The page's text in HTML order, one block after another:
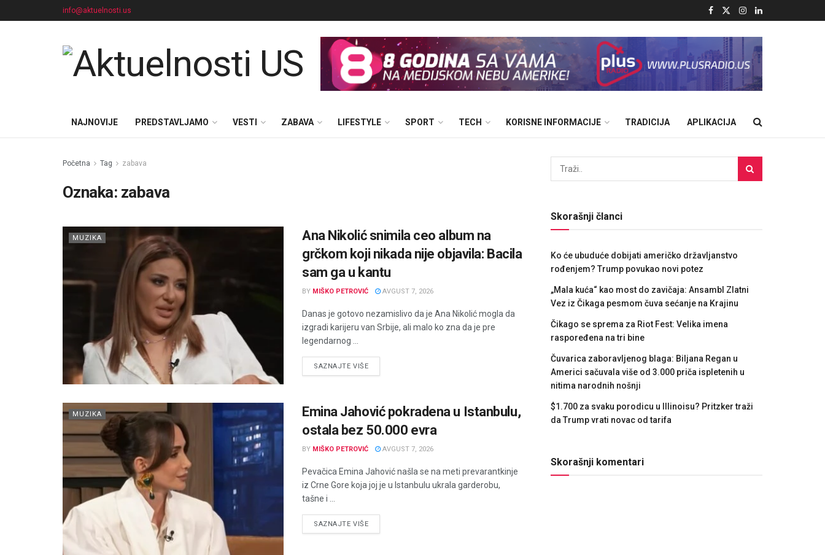
info@aktuelnosti.us
NAJNOVIJE PREDSTAVLJAMO VESTI ZABAVA LIFESTYLE SPORT TECH KORISNE INFORMACIJE TRADICIJA APLIKACIJA
Početna Tag zabava
Oznaka: zabava
MUZIKA
Ana Nikolić snimila ceo album na
grčkom koji nikada nije objavila: Bacila
sam ga u kantu
BY MIŠKO PETROVIĆ AVGUST 7, 2026
Danas je gotovo nezamislivo da je Ana Nikolić mogla da
izgradi karijeru van Srbije, ali malo ko zna da je pre
legendarnog ...
SAZNAJTE VIŠEDETAILS
MUZIKA
Emina Jahović pokradena u Istanbulu,
ostala bez 50.000 evra
BY MIŠKO PETROVIĆ AVGUST 7, 2026
Pevačica Emina Jahović našla se na meti prevarantkinje
iz Crne Gore koja joj je u Istanbulu ukrala garderobu,
tašne i ...
SAZNAJTE VIŠEDETAILS
Skorašnji članci
Ko će ubuduće dobijati američko državljanstvo
rođenjem? Trump povukao novi potez
„Mala kuća“ kao most do zavičaja: Ansambl Zlatni
Vez iz Čikaga pesmom čuva sećanje na Krajinu
Čikago se sprema za Riot Fest: Velika imena
raspoređena na tri bine
Čuvarica zaboravljenog blaga: Biljana Regan u
Americi sačuvala više od 3.000 priča ispletenih u
nitima narodnih nošnji
$1.700 za svaku porodicu u Illinoisu? Pritzker traži
da Trump vrati novac od tarifa
Skorašnji komentari